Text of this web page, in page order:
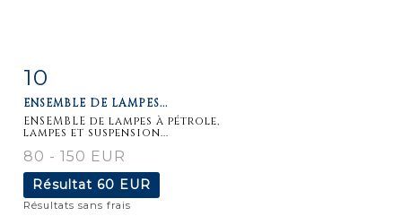
10
ENSEMBLE DE LAMPES...
ENSEMBLE de lampes à pétrole,
lampes et suspension...
80 - 150 EUR
Résultat 60 EUR
Résultats sans frais